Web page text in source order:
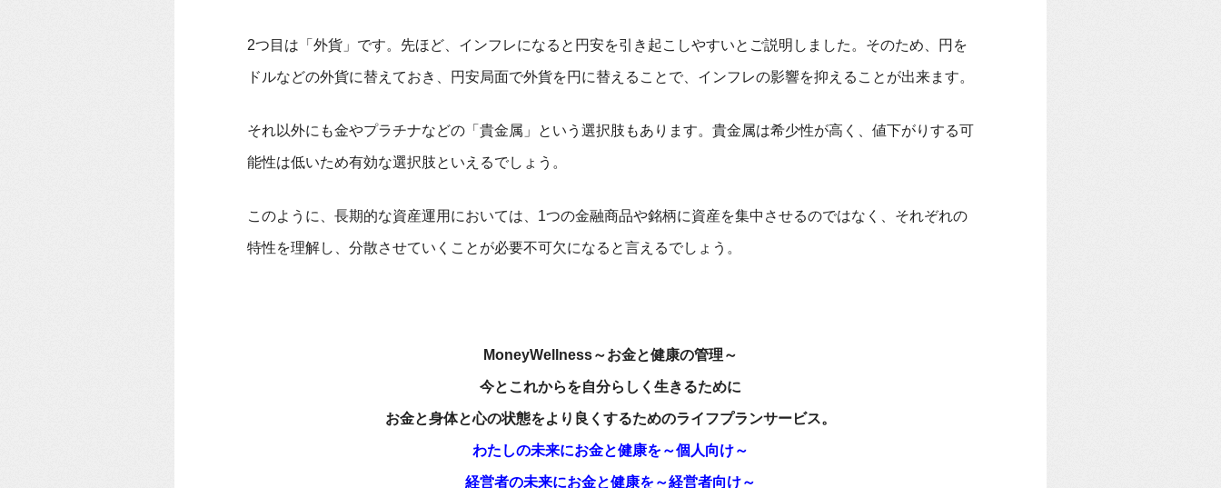
2つ目は「外貨」です。先ほど、インフレになると円安を引き起こしやすいとご説明しました。そのため、円を
ドルなどの外貨に替えておき、円安局面で外貨を円に替えることで、インフレの影響を抑えることが出来ます。
それ以外にも金やプラチナなどの「貴金属」という選択肢もあります。貴金属は希少性が高く、値下がりする可
能性は低いため有効な選択肢といえるでしょう。
このように、長期的な資産運用においては、1つの金融商品や銘柄に資産を集中させるのではなく、それぞれの
特性を理解し、分散させていくことが必要不可欠になると言えるでしょう。
MoneyWellness～お金と健康の管理～
今とこれからを自分らしく生きるために
お金と身体と心の状態をより良くするためのライフプランサービス。
わたしの未来にお金と健康を～個人向け～
経営者の未来にお金と健康を～経営者向け～